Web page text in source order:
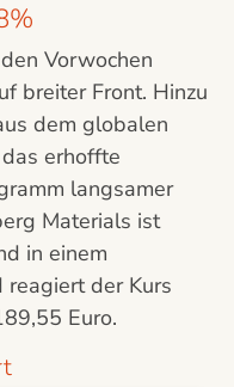
Vorwochen
breiter Front. Hinzu
dem globalen
erhoffte
langsamer
Materials ist
in einem
reagiert der Kurs
Euro.